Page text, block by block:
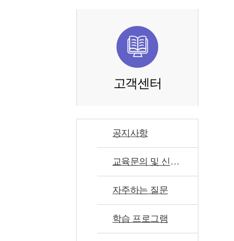
고객센터
공지사항
교육문의 및 신고센터
자주하는 질문
학습 프로그램